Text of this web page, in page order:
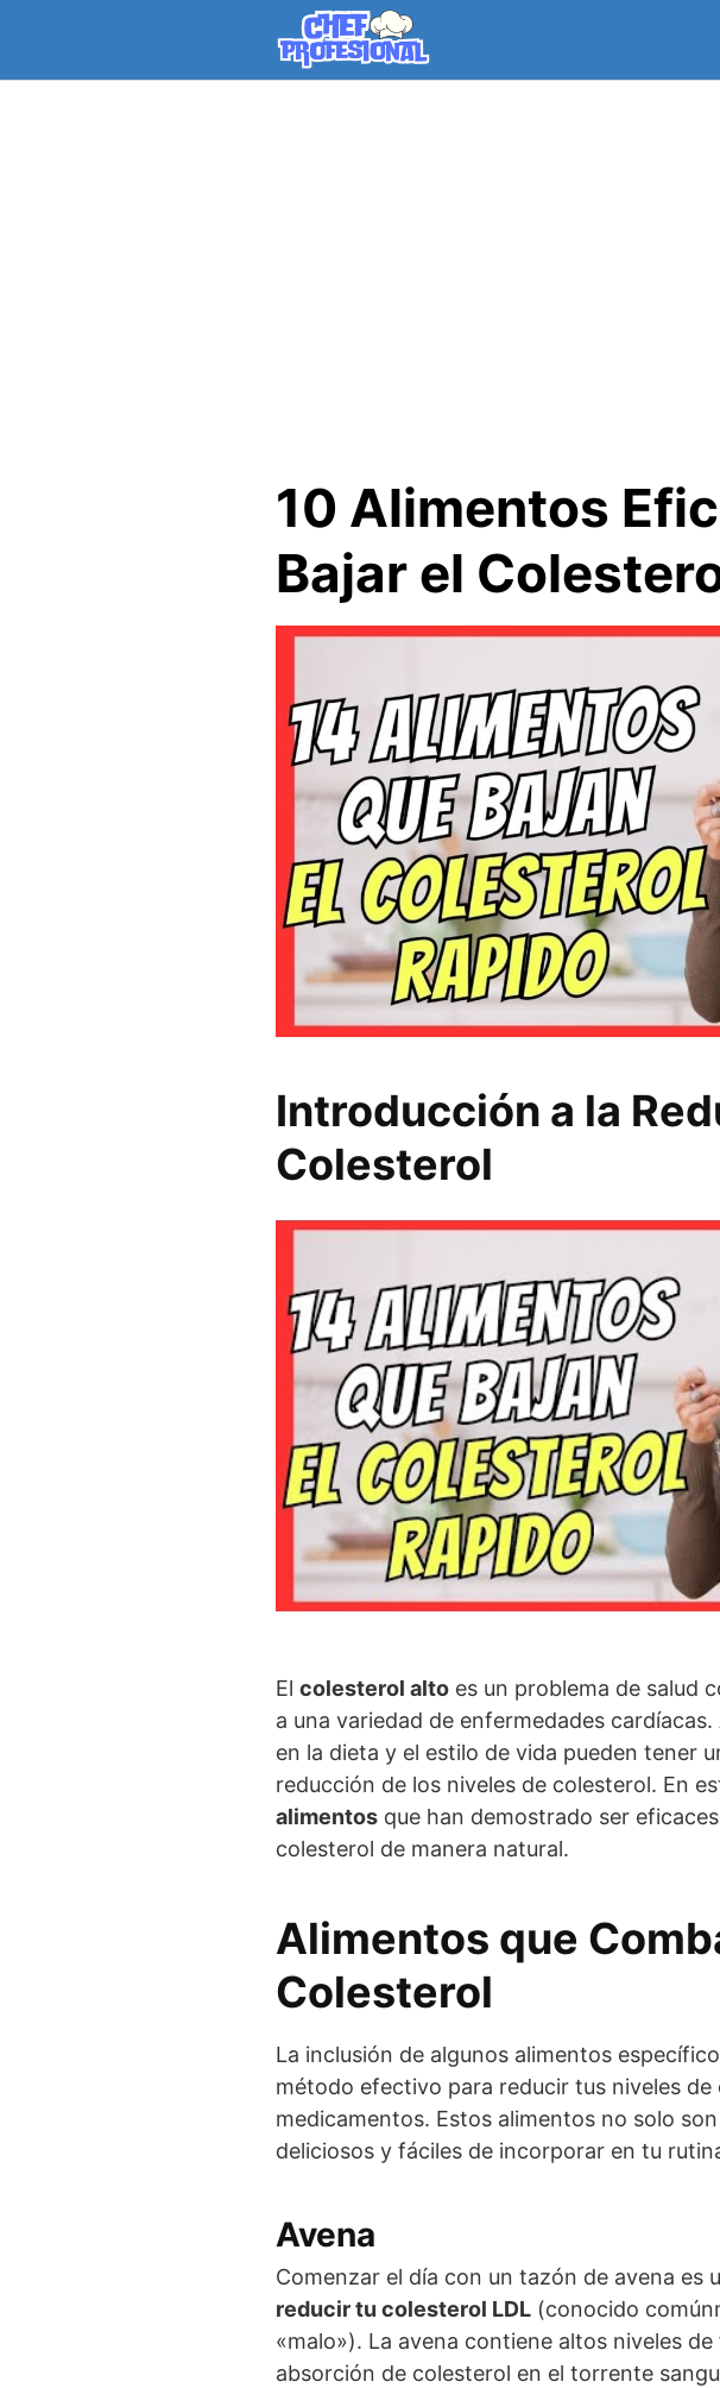
10 Alimentos
Bajar el
Introducción a la
Colesterol
El colesterol alto es un problema de salud
a una variedad de enfermedades
en la dieta y el estilo de vida pueden tener
reducción de los niveles de colesterol. En
alimentos que han demostrado ser
colesterol de manera natural.
Alimentos que
Colesterol
La inclusión de algunos alimentos
método efectivo para reducir tus niveles
medicamentos. Estos alimentos no solo
deliciosos y fáciles de incorporar en tu
Avena
Comenzar el día con un tazón de avena es
reducir tu colesterol LDL (conocido
«malo»). La avena contiene altos niveles
absorción de colesterol en el torrente